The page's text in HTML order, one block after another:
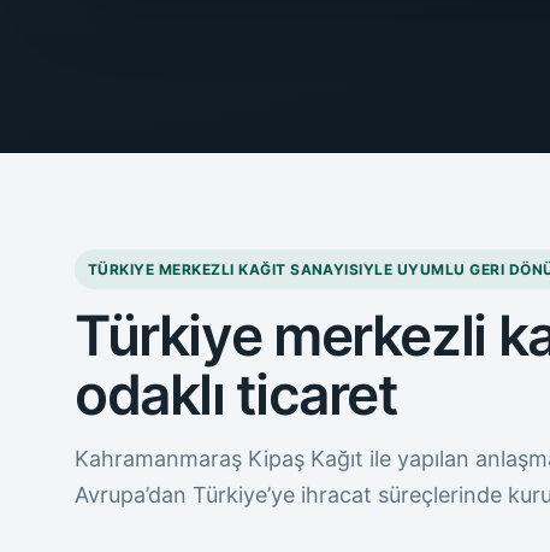
TÜRKIYE MERKEZLI KAĞIT SANAYISIYLE UYUMLU GERI
Türkiye merkezli
odaklı ticaret
Kahramanmaraş Kipaş Kağıt ile yapılan
Avrupa’dan Türkiye’ye ihracat süreçlerinde